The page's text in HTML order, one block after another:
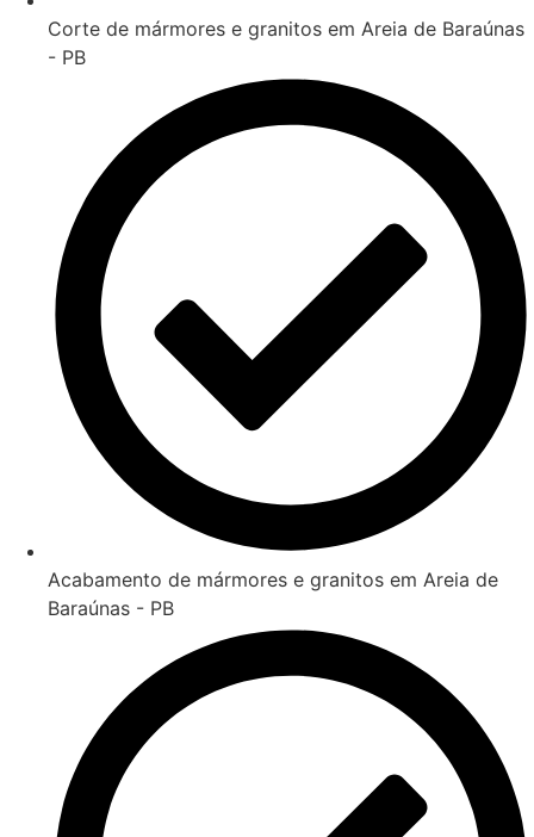
Corte de mármores e granitos em Areia de Baraúnas
- PB
Acabamento de mármores e granitos em Areia de
Baraúnas - PB